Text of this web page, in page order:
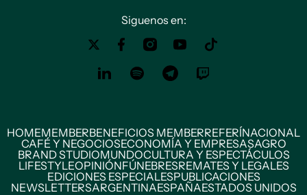
Siguenos en:
HOMEMEMBERBENEFICIOS MEMBERREFERÍNACIONAL
CAFÉ Y NEGOCIOSECONOMÍA Y EMPRESASAGRO
BRAND STUDIOMUNDOCULTURA Y ESPECTÁCULOS
LIFESTYLEOPINIÓNFÚNEBRESREMATES Y LEGALES
EDICIONES ESPECIALESPUBLICACIONES
NEWSLETTERSARGENTINAESPAÑAESTADOS UNIDOS